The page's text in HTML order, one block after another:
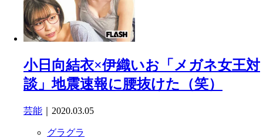
小日向結衣×伊織いお「メガネ女王対
談」地震速報に腰抜けた（笑）
芸能 ｜2020.03.05
グラグラ